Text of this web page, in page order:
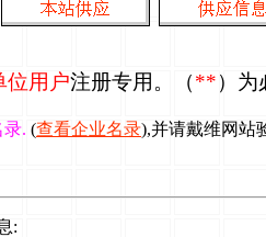
位用户注册专用。（**）为
录. (查看企业名录),并请戴维网站
: